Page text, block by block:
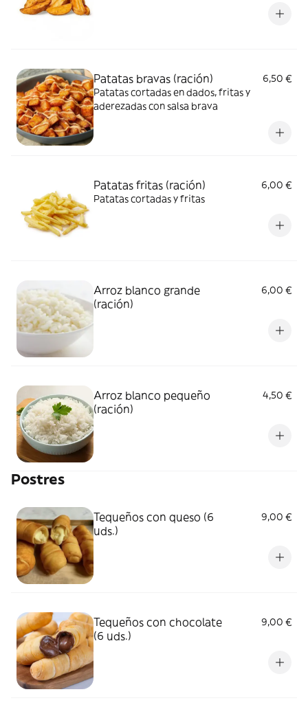
Patatas bravas (ración)
6,50 €
Patatas cortadas en dados, fritas y
aderezadas con salsa brava
Patatas fritas (ración)
6,00 €
Patatas cortadas y fritas
Arroz blanco grande
(ración)
6,00 €
Arroz blanco pequeño
(ración)
4,50 €
Postres
Tequeños con queso (6
uds.)
9,00 €
Tequeños con chocolate
(6 uds.)
9,00 €